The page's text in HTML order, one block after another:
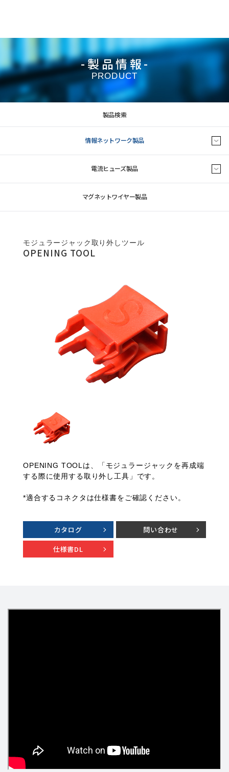
-製品情報-
PRODUCT
製品検索
情報ネットワーク製品
電流ヒューズ製品
マグネットワイヤー製品
モジュラージャック取り外しツール
OPENING TOOL
OPENING TOOLは、「モジュラージャックを再成端
する際に使用する取り外し工具」です。
*適合するコネクタは仕様書をご確認ください。
カタログ
問い合わせ
仕様書DL